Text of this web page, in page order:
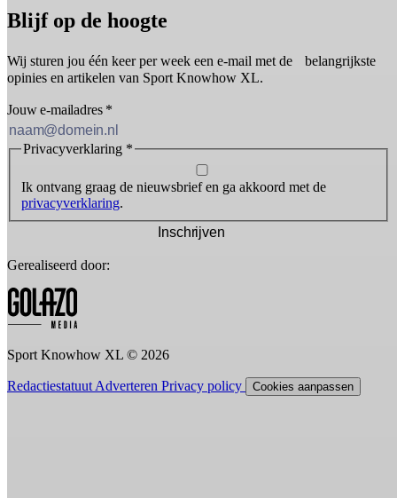
Blijf op de hoogte
Wij sturen jou één keer per week een e-mail met de belangrijkste
opinies en artikelen van Sport Knowhow XL.
Jouw e-mailadres *
Privacyverklaring *
Ik ontvang graag de nieuwsbrief en ga akkoord met de
privacyverklaring.
Inschrijven
Gerealiseerd door:
Sport Knowhow XL © 2026
Redactiestatuut Adverteren Privacy policy Cookies aanpassen